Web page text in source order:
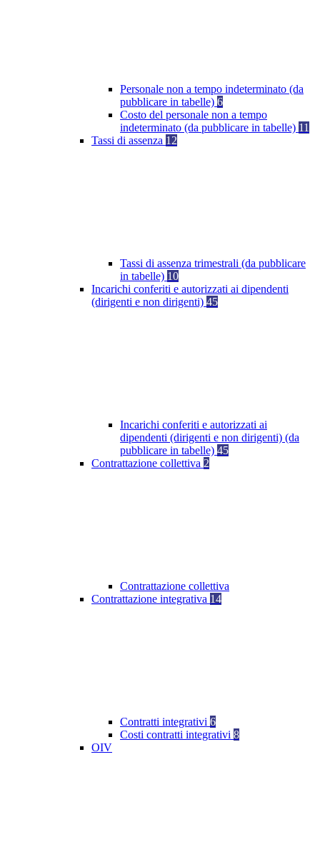
Personale non a tempo indeterminato (da
pubblicare in tabelle) 6
Costo del personale non a tempo
indeterminato (da pubblicare in tabelle) 11
Tassi di assenza 12
Tassi di assenza trimestrali (da pubblicare
in tabelle) 10
Incarichi conferiti e autorizzati ai dipendenti
(dirigenti e non dirigenti) 45
Incarichi conferiti e autorizzati ai
dipendenti (dirigenti e non dirigenti) (da
pubblicare in tabelle) 45
Contrattazione collettiva 2
Contrattazione collettiva
Contrattazione integrativa 14
Contratti integrativi 6
Costi contratti integrativi 8
OIV